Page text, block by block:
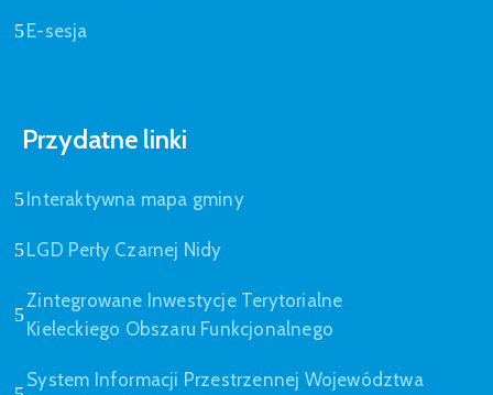
E-sesja
Przydatne linki
Interaktywna mapa gminy
LGD Perły Czarnej Nidy
Zintegrowane Inwestycje Terytorialne
Kieleckiego Obszaru Funkcjonalnego
System Informacji Przestrzennej Województwa